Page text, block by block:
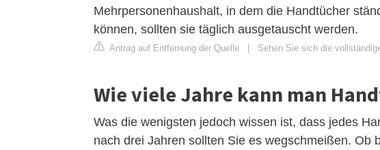
Mehrpersonenhaushalt, in dem die Handtücher
können, sollten sie täglich ausgetauscht werden.
Antrag auf Entfernung der Quelle Sehen Sie sich die
Wie viele Jahre kann man
Was die wenigsten jedoch wissen ist, dass jedes
nach drei Jahren sollten Sie es wegschmeißen. Ob